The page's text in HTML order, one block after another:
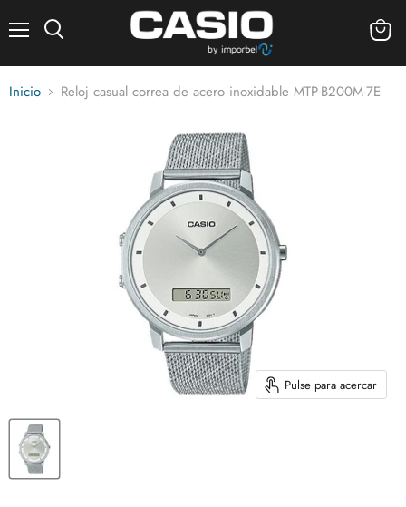
carrito
Inicio Reloj casual correa de acero inoxidable MTP-B200M-7E
Pulse para acercar